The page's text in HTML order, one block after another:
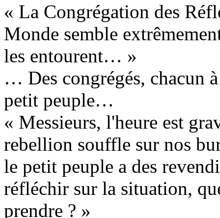
« La Congrégation des
Monde semble
les entourent… »
… Des congrégés, chacun
petit peuple…
« Messieurs, l'heure est
rebellion souffle sur nos
le petit peuple a des
réfléchir sur la situation,
prendre ? »